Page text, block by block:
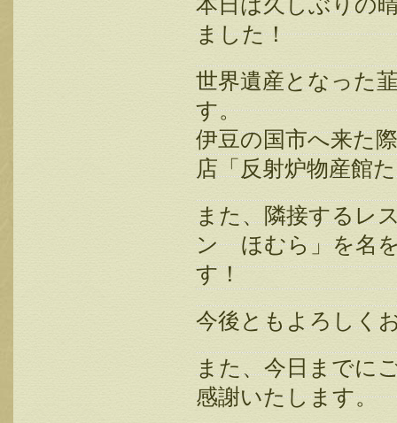
本日は久しぶりの
ました！
世界遺産となった
す。
伊豆の国市へ来た
店「反射炉物産館
また、隣接するレ
ン ほむら」を名
す！
今後ともよろしく
また、今日までに
感謝いたします。